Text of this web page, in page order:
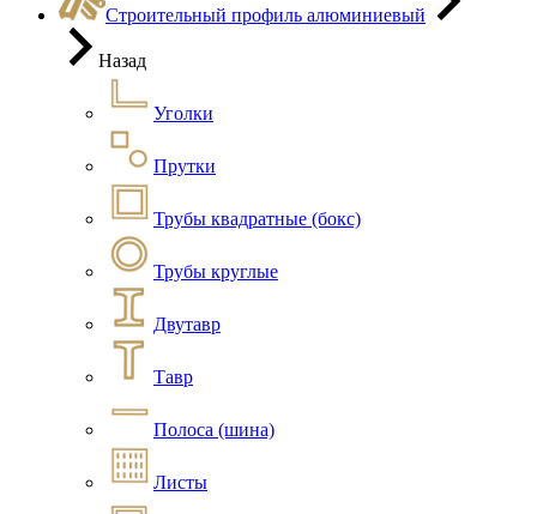
Строительный профиль алюминиевый
Назад
Уголки
Прутки
Трубы квадратные (бокс)
Трубы круглые
Двутавр
Тавр
Полоса (шина)
Листы